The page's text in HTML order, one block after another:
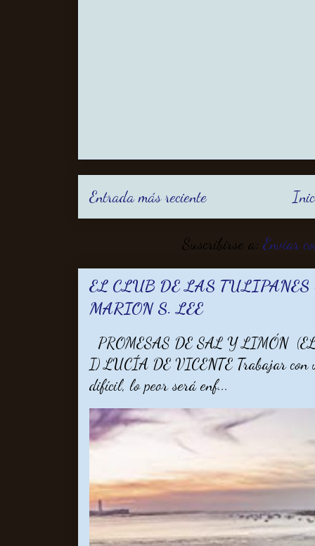
Entrada más reciente
Suscribirse a:Enviar
EL CLUB DE LAS
MARION S. LEE
PROMESAS DE SAL Y LIMÓN
I) LUCÍA DE VICENTE Trabajar con
difícil, lo peor será enf...